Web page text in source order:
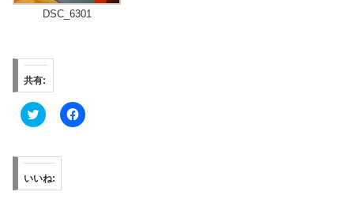
DSC_6301
共有:
ク
リ
し
て
T
w
i
F
a
いいね: